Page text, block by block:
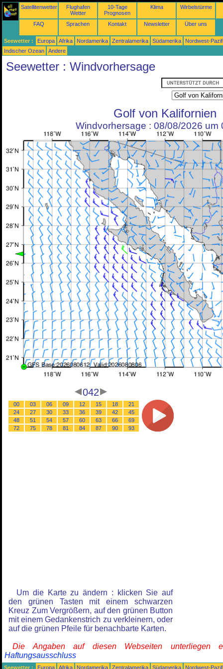
Satellitenwetter
Flughafen
Wetter
10-Tage
Prognosen
Klima Wirbelstürme
FAQ Sprachen Kontakt Newsletter Über uns
Seewetter : Europa Afrika Nordamerika Zentralamerika Südamerika
Nordwest-
Indischer Ozean
Andere
Seewetter : Windvorhersage
Golf von Kalifornien
Windvorhersage : 08/08/2026 um
042
00 03 06 09 12 15 18
21
24
27 30 33 36 39 42
45
48
51 54 57 60 63 66
69
72
75 78 81 84 87 90 93
Um die Karte zu ändern : klicken Sie auf
den grünen Tasten mit einem schwarzen
Kreuz Zum Vergrößern, auf den grünen Button
mit einem Gedankenstrich zu verkleinern, oder
auf die grünen Pfeile für benachbarte Karten.
Die Angaben auf diesen Webseiten unterliegen
Haftungsausschluss
Seewetter : Europa Afrika Nordamerika Zentralamerika Südamerika
Nordwest-